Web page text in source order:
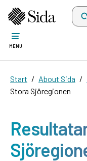
MENU
Start About Sida
Stora Sjöregionen